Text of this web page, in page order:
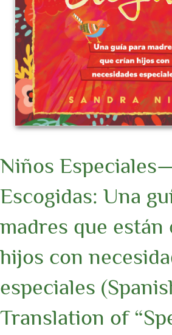
Niños
Escogidas: Una
madres que están
hijos con
especiales
Translation of